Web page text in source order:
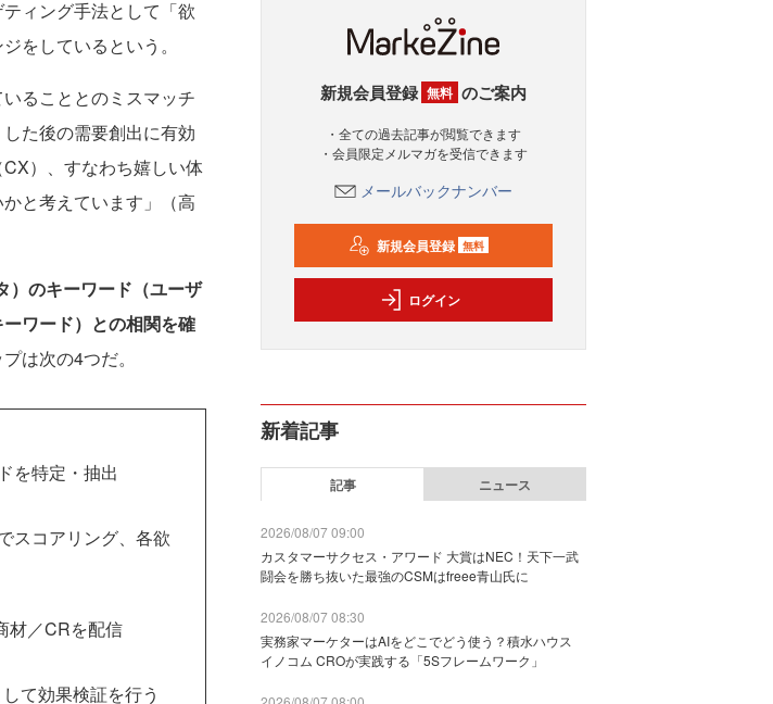
ィング手法として「欲
をしているという。
ることとのミスマッチ
た後の需要創出に有効
）、すなわち嬉しい体
と考えています」（高
）のキーワード（ユーザ
ワード）との相関を確
は次の4つだ。
を特定・抽出
スコアリング、各欲
材／CRを配信
て効果検証を行う
新規会員登録 無料 のご案内
・全ての過去記事が閲覧できます
・会員限定メルマガを受信できます
メールバックナンバー
新規会員登録 無料
ログイン
新着記事
記事 ニュース
2026/08/07 09:00
カスタマーサクセス・アワード 大賞はNEC！天下一武
闘会を勝ち抜いた最強のCSMはfreee青山氏に
2026/08/07 08:30
実務家マーケターはAIをどこでどう使う？積水ハウス
イノコム CROが実践する「5Sフレームワーク」